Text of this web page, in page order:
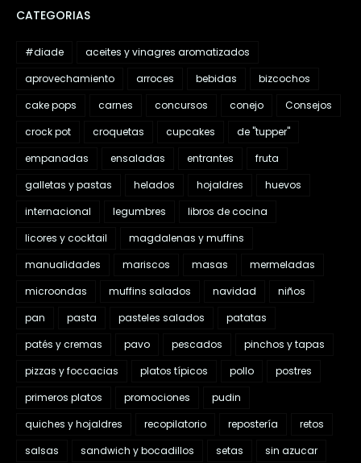
CATEGORIAS
#diade
aceites y vinagres aromatizados
aprovechamiento
arroces bebidas
bizcochos
cake pops
carnes concursos conejo
Consejos
crock pot
croquetas cupcakes
de "tupper"
empanadas
ensaladas entrantes
fruta
galletas y pastas
helados hojaldres
huevos
internacional
legumbres
libros de cocina
licores y cocktail
magdalenas y muffins
manualidades
mariscos masas
mermeladas
microondas
muffins salados navidad
niños
pan
pasta pasteles salados
patatas
patés y cremas
pavo pescados
pinchos y tapas
pizzas y foccacias
platos típicos pollo
postres
primeros platos
promociones
pudin
quiches y hojaldres
recopilatorio repostería
retos
salsas
sandwich y bocadillos setas
sin azucar